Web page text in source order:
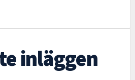
inläggen